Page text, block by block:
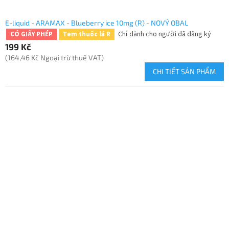
E-liquid - ARAMAX - Blueberry ice 10mg (R) - NOVÝ OBAL
CÓ GIẤY PHÉP Tem thuốc lá R
Chỉ dành cho người đã đăng ký
199 Kč
(164,46 Kč Ngoại trừ thuế VAT)
CHI TIẾT SẢN PHẨM